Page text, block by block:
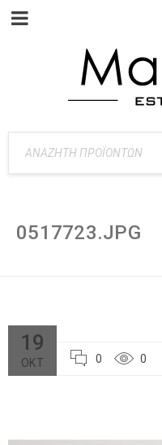
0517723.JPG
19
ΟΚΤ 0 0